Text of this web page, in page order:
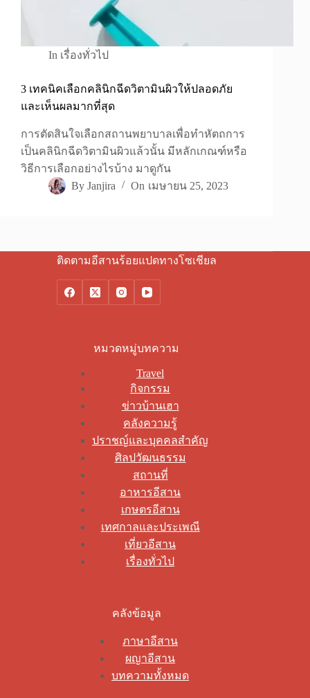
In เรื่องทั่วไป
3 เทคนิคเลือกคลินิกฉีดวิตามินผิวให้ปลอดภัย
และเห็นผลมากที่สุด
การตัดสินใจเลือกสถานพยาบาลเพื่อทำหัตถการ
เป็นคลินิกฉีดวิตามินผิวแล้วนั้น มีหลักเกณฑ์หรือ
วิธีการเลือกอย่างไรบ้าง มาดูกัน
By Janjira On เมษายน 25, 2023
ติดตามอีสานร้อยแปดทางโซเชียล
หมวดหมู่บทความ
Travel
กิจกรรม
ข่าวบ้านเฮา
คลังความรู้
ปราชญ์และบุคคลสำคัญ
ศิลปวัฒนธรรม
สถานที่
อาหารอีสาน
เกษตรอีสาน
เทศกาลและประเพณี
เที่ยวอีสาน
เรื่องทั่วไป
คลังข้อมูล
ภาษาอีสาน
ผญาอีสาน
บทความทั้งหมด